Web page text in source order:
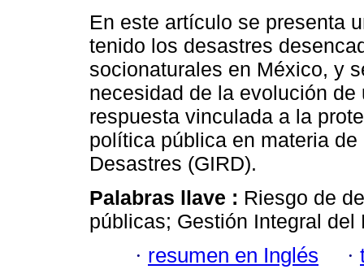
En este artículo se presenta
tenido los desastres
socionaturales en México, y
necesidad de la evolución
respuesta vinculada a la
política pública en materia
Desastres (GIRD).
Palabras llave : Riesgo de
públicas; Gestión Integral del
· resumen en Inglés ·